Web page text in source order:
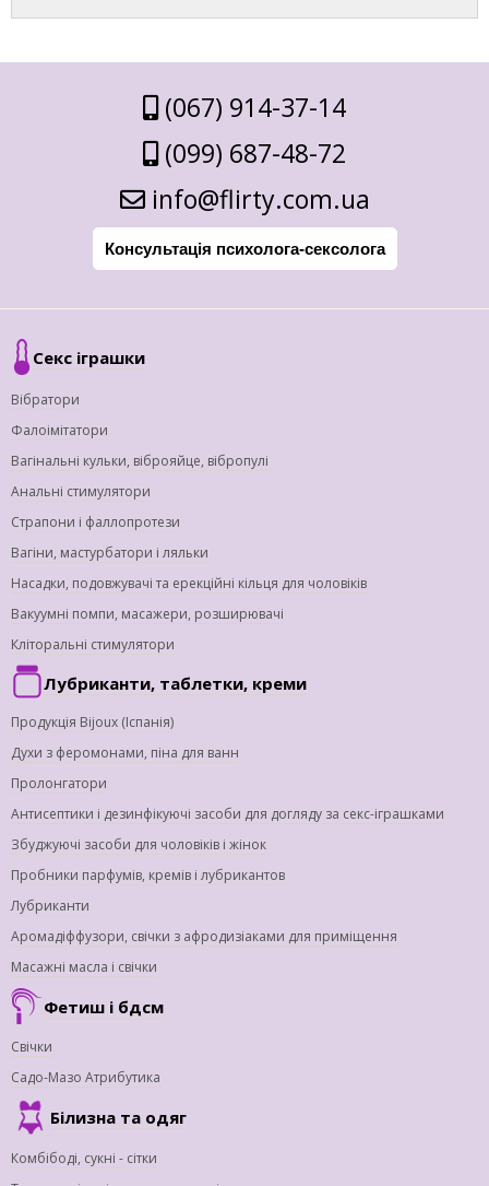
(067) 914-37-14
(099) 687-48-72
info@flirty.com.ua
Консультація психолога-сексолога
Секс іграшки
Вібратори
Фалоімітатори
Вагінальні кульки, віброяйце, вібропулі
Анальні стимулятори
Страпони і фаллопротези
Вагіни, мастурбатори і ляльки
Насадки, подовжувачі та ерекційні кільця для чоловіків
Вакуумні помпи, масажери, розширювачі
Кліторальні стимулятори
Лубриканти, таблетки, креми
Продукція Bijoux (Іспанія)
Духи з феромонами, піна для ванн
Пролонгатори
Антисептики і дезинфікуючі засоби для догляду за секс-іграшками
Збуджуючі засоби для чоловіків і жінок
Пробники парфумів, кремів і лубрикантов
Лубриканти
Аромадіффузори, свічки з афродизіаками для приміщення
Масажні масла і свічки
Фетиш і бдсм
Свічки
Садо-Мазо Атрибутика
Білизна та одяг
Комбібоді, сукні - сітки